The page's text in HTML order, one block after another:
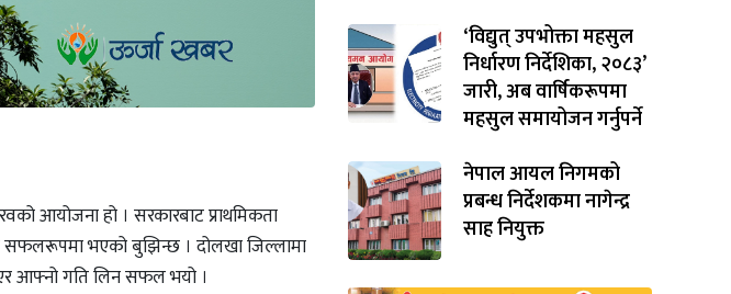
आयोजना हो । सरकारबाट प्राथमिकता
सफलरूपमा भएको बुझिन्छ । दोलखा जिल्लामा
आफ्नो गति लिन सफल भयो ।
‘विद्युत् उपभोक्ता महसुल
निर्धारण निर्देशिका, २०८३’
जारी, अब वार्षिकरूपमा
महसुल समायोजन गर्नुपर्ने
नेपाल आयल निगमको
प्रबन्ध निर्देशकमा नागेन्द्र
साह नियुक्त